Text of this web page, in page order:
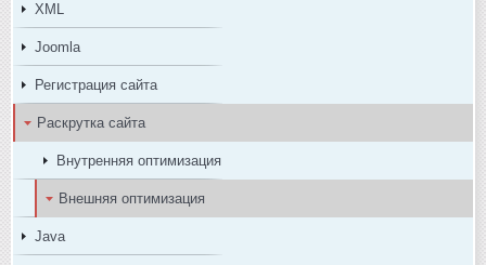
XML
Joomla
Регистрация сайта
Раскрутка сайта
Внутренняя оптимизация
Внешняя оптимизация
Java